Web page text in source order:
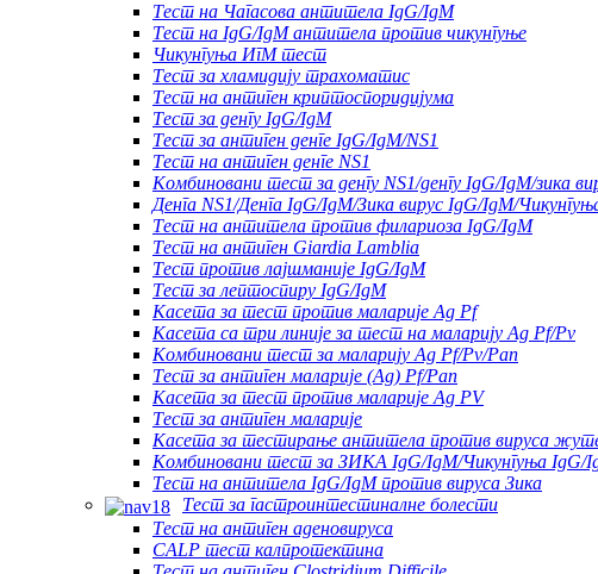
Тест на Чагасова антитела IgG/IgM
Тест на IgG/IgM антитела против чикунгуње
Чикунгуња ИгМ тест
Тест за хламидију трахоматис
Тест на антиген криптоспоридијума
Тест за денгу IgG/IgM
Тест за антиген денге IgG/IgM/NS1
Тест на антиген денге NS1
Комбиновани тест за денгу NS1/денгу IgG/IgM/зика
Денга NS1/Денга IgG/IgM/Зика вирус IgG/IgM/
Тест на антитела против филариоза IgG/IgM
Тест на антиген Giardia Lamblia
Тест против лајшманије IgG/IgM
Тест за лептоспиру IgG/IgM
Касета за тест против маларије Ag Pf
Касета са три линије за тест на маларију Ag Pf/Pv
Комбиновани тест за маларију Ag Pf/Pv/Pan
Тест за антиген маларије (Ag) Pf/Pan
Касета за тест против маларије Ag PV
Тест за антиген маларије
Касета за тестирање антитела против вируса
Комбиновани тест за ЗИКА IgG/IgM/Чикунгуња IgG/
Тест на антитела IgG/IgM против вируса Зика
Тест за гастроинтестиналне болести
Тест на антиген аденовируса
CALP тест калпротектина